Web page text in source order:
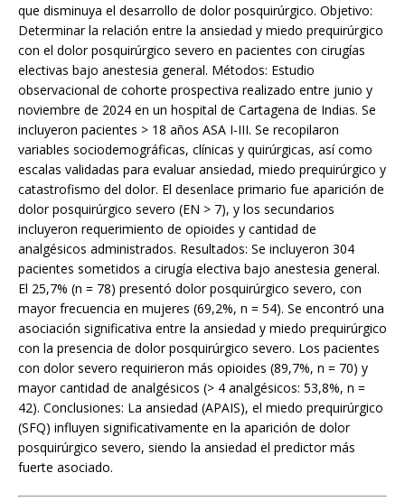
que disminuya el desarrollo de dolor posquirúrgico. Objetivo:
Determinar la relación entre la ansiedad y miedo prequirúrgico
con el dolor posquirúrgico severo en pacientes con cirugías
electivas bajo anestesia general. Métodos: Estudio
observacional de cohorte prospectiva realizado entre junio y
noviembre de 2024 en un hospital de Cartagena de Indias. Se
incluyeron pacientes > 18 años ASA I-III. Se recopilaron
variables sociodemográficas, clínicas y quirúrgicas, así como
escalas validadas para evaluar ansiedad, miedo prequirúrgico y
catastrofismo del dolor. El desenlace primario fue aparición de
dolor posquirúrgico severo (EN > 7), y los secundarios
incluyeron requerimiento de opioides y cantidad de
analgésicos administrados. Resultados: Se incluyeron 304
pacientes sometidos a cirugía electiva bajo anestesia general.
El 25,7% (n = 78) presentó dolor posquirúrgico severo, con
mayor frecuencia en mujeres (69,2%, n = 54). Se encontró una
asociación significativa entre la ansiedad y miedo prequirúrgico
con la presencia de dolor posquirúrgico severo. Los pacientes
con dolor severo requirieron más opioides (89,7%, n = 70) y
mayor cantidad de analgésicos (> 4 analgésicos: 53,8%, n =
42). Conclusiones: La ansiedad (APAIS), el miedo prequirúrgico
(SFQ) influyen significativamente en la aparición de dolor
posquirúrgico severo, siendo la ansiedad el predictor más
fuerte asociado.